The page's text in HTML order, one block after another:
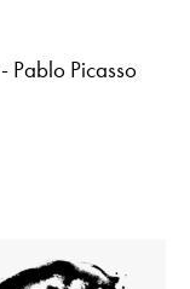
Pablo Picasso